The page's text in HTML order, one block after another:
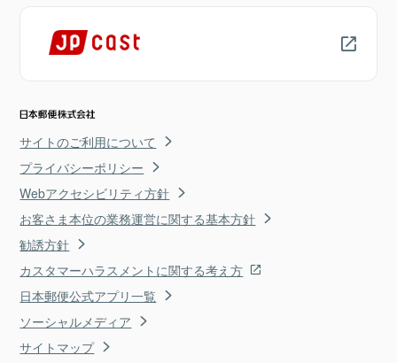
サイトのご利用について
プライバシーポリシー
Webアクセシビリティ方針
お客さま本位の業務運営に関する基本方針
勧誘方針
カスタマーハラスメントに関する考え方
日本郵便公式アプリ一覧
ソーシャルメディア
サイトマップ